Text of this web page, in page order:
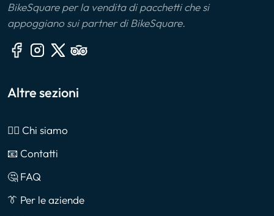
BikeSquare per la vendita di pacchetti che si
appoggiano sui partner di BikeSquare.
Altre sezioni
🙎‍♂️ Chi siamo
📧 Contatti
🤔 FAQ
👔 Per le aziende